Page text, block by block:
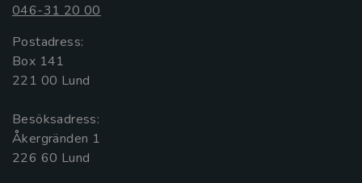
046-31 20 00
Postadress:
Box 141
221 00 Lund
Besöksadress:
Åkergränden 1